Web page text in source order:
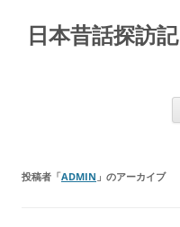
テ
ン日本昔話探訪
投稿者「ADMIN 」のアーカイブ